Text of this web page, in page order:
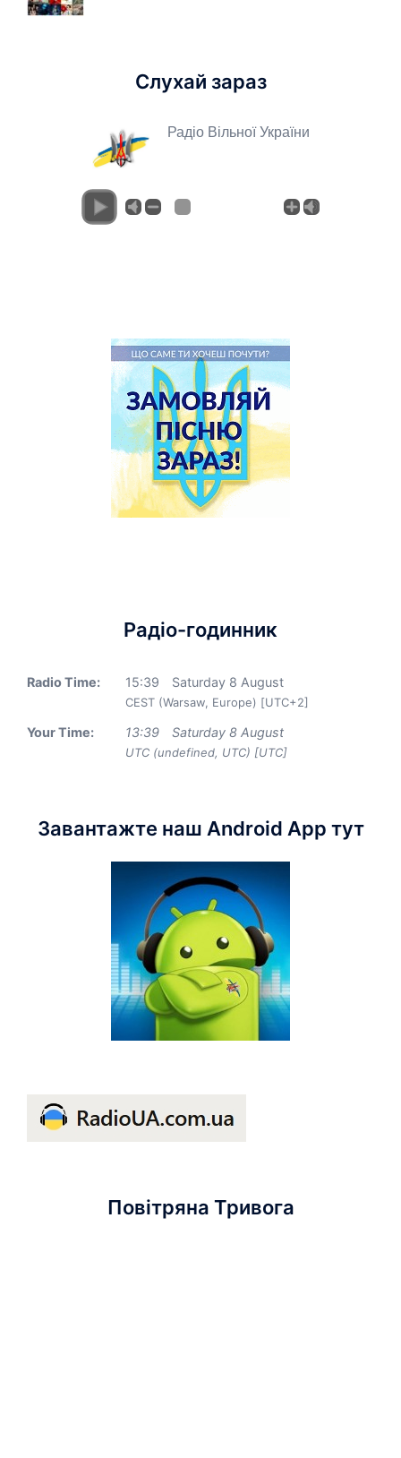
Слухай зараз
Радіо Вільної України
Радіо-годинник
Radio Time: 15:39 Saturday 8 August
CEST (Warsaw, Europe) [UTC+2]
Your Time: 13:39 Saturday 8 August
UTC (undefined, UTC) [UTC]
Завантажте наш Android App тут
Повітряна Тривога